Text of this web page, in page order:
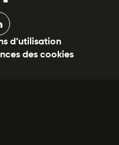
d’utilisation
des cookies